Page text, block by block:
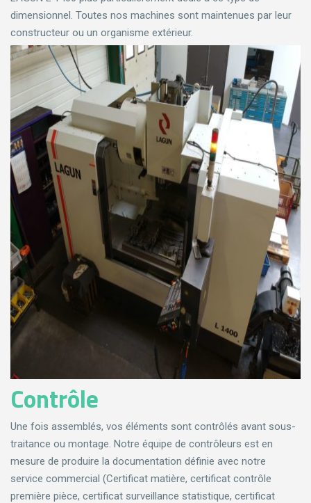
dimensionnel. Toutes nos machines sont maintenues par leur
constructeur ou un organisme extérieur.
Contrôle
Une fois assemblés, vos éléments sont contrôlés avant sous-
traitance ou montage. Notre équipe de contrôleurs est en
mesure de produire la documentation définie avec notre
service commercial (Certificat matière, certificat contrôle
première pièce, certificat surveillance statistique, certificat